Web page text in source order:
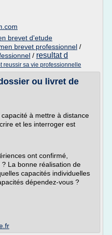
brevet d'etude
brevet professionnel /
/ resultat d
reussir sa vie professionnelle
ou livret de
à mettre à distance
et les interroger est
ont confirmé,
La bonne réalisation de
capacités individuelles
dépendez-vous ?